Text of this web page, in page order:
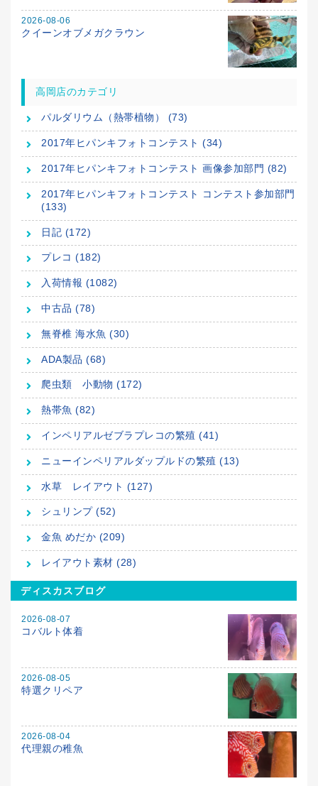
2026-08-06
クイーンオブメガクラウン
高岡店のカテゴリ
パルダリウム（熱帯植物） (73)
2017年ヒパンキフォトコンテスト (34)
2017年ヒパンキフォトコンテスト 画像参加部門 (82)
2017年ヒパンキフォトコンテスト コンテスト参加部門
(133)
日記 (172)
プレコ (182)
入荷情報 (1082)
中古品 (78)
無脊椎 海水魚 (30)
ADA製品 (68)
爬虫類 小動物 (172)
熱帯魚 (82)
インペリアルゼブラプレコの繁殖 (41)
ニューインペリアルダップルドの繁殖 (13)
水草 レイアウト (127)
シュリンプ (52)
金魚 めだか (209)
レイアウト素材 (28)
ディスカスブログ
2026-08-07
コバルト体着
2026-08-05
特選クリペア
2026-08-04
代理親の稚魚